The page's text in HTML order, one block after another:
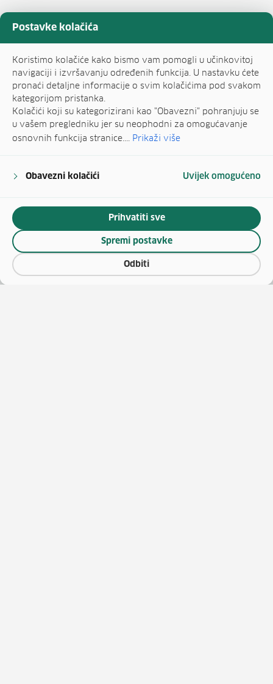
Postavke kolačića
Koristimo kolačiće kako bismo vam pomogli u učinkovitoj
navigaciji i izvršavanju određenih funkcija. U nastavku ćete
pronaći detaljne informacije o svim kolačićima pod svakom
kategorijom pristanka.
Kolačići koji su kategorizirani kao "Obavezni" pohranjuju se
u vašem pregledniku jer su neophodni za omogućavanje
osnovnih funkcija stranice.... Prikaži više
Obavezni kolačići Uvijek omogućeno
Odbiti
Spremi postavke
Prihvatiti sve